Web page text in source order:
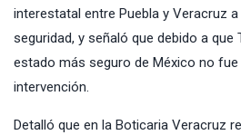
interestatal entre Puebla y Veracruz
seguridad, y señaló que debido a
estado más seguro de México no fue
intervención.
Detalló que en la Boticaria Veracruz